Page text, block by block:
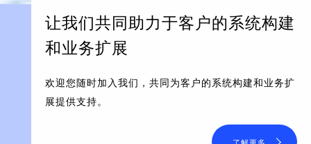
让我们共同助力于客户的系统构建
和业务扩展
欢迎您随时加入我们，共同为客户的系统构建和业务扩
展提供支持。
了解更多